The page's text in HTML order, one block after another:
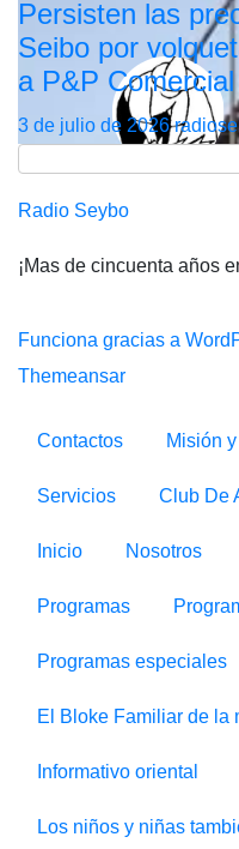
Persisten las
Seibo por
a P&P Comercial
3 de julio de 2026
Radio Seybo
¡Mas de cincuenta años
Funciona gracias a
Themeansar
Contactos Misión
Servicios Club De
Inicio Nosotros
Programas
Programas especiales
El Bloke Familiar de la
Informativo oriental
Los niños y niñas